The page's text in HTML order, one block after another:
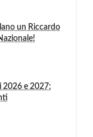
un Riccardo
2026 e 2027: